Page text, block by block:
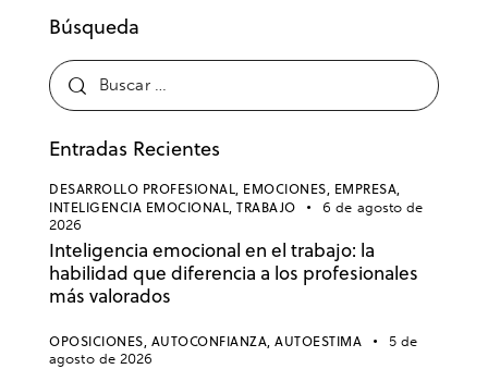
Búsqueda
Entradas Recientes
DESARROLLO PROFESIONAL, EMOCIONES, EMPRESA,
INTELIGENCIA EMOCIONAL, TRABAJO
6 de agosto de
2026
Inteligencia emocional en el trabajo: la
habilidad que diferencia a los profesionales
más valorados
OPOSICIONES, AUTOCONFIANZA, AUTOESTIMA
5 de
agosto de 2026